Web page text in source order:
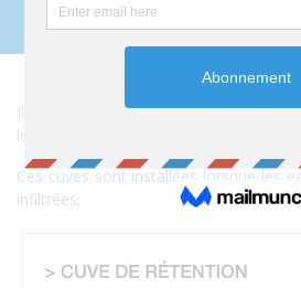
Il s’agit de stocker temporairement
lors d’un orage.
Ces cuves sont installées lorsque les
infiltrées.